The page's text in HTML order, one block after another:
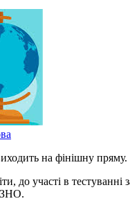
на фінішну
до участі в
ЗНО.